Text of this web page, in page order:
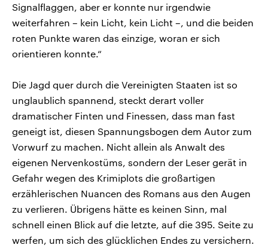
Signalflaggen, aber er konnte nur irgendwie
weiterfahren – kein Licht, kein Licht –, und die beiden
roten Punkte waren das einzige, woran er sich
orientieren konnte.“
Die Jagd quer durch die Vereinigten Staaten ist so
unglaublich spannend, steckt derart voller
dramatischer Finten und Finessen, dass man fast
geneigt ist, diesen Spannungsbogen dem Autor zum
Vorwurf zu machen. Nicht allein als Anwalt des
eigenen Nervenkostüms, sondern der Leser gerät in
Gefahr wegen des Krimiplots die großartigen
erzählerischen Nuancen des Romans aus den Augen
zu verlieren. Übrigens hätte es keinen Sinn, mal
schnell einen Blick auf die letzte, auf die 395. Seite zu
werfen, um sich des glücklichen Endes zu versichern.